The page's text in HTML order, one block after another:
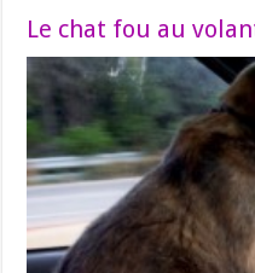
Le chat fou au